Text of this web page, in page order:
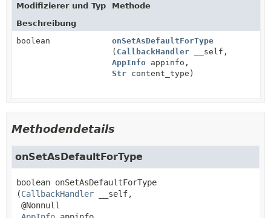
Modifizierer und Typ
Methode
Beschreibung
boolean
onSetAsDefaultForType
( CallbackHandler __self,
AppInfo appinfo,
Str content_type)
Methodendetails
onSetAsDefaultForType
boolean onSetAsDefaultForType
(CallbackHandler __self,
@Nonnull